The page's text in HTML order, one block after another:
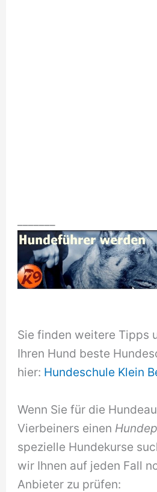
Sie finden weitere Tipps
Ihren Hund beste
hier: Hundeschule Klein
Wenn Sie für die
Vierbeiners einen
spezielle Hundekurse
wir Ihnen auf jeden Fall
Anbieter zu prüfen: